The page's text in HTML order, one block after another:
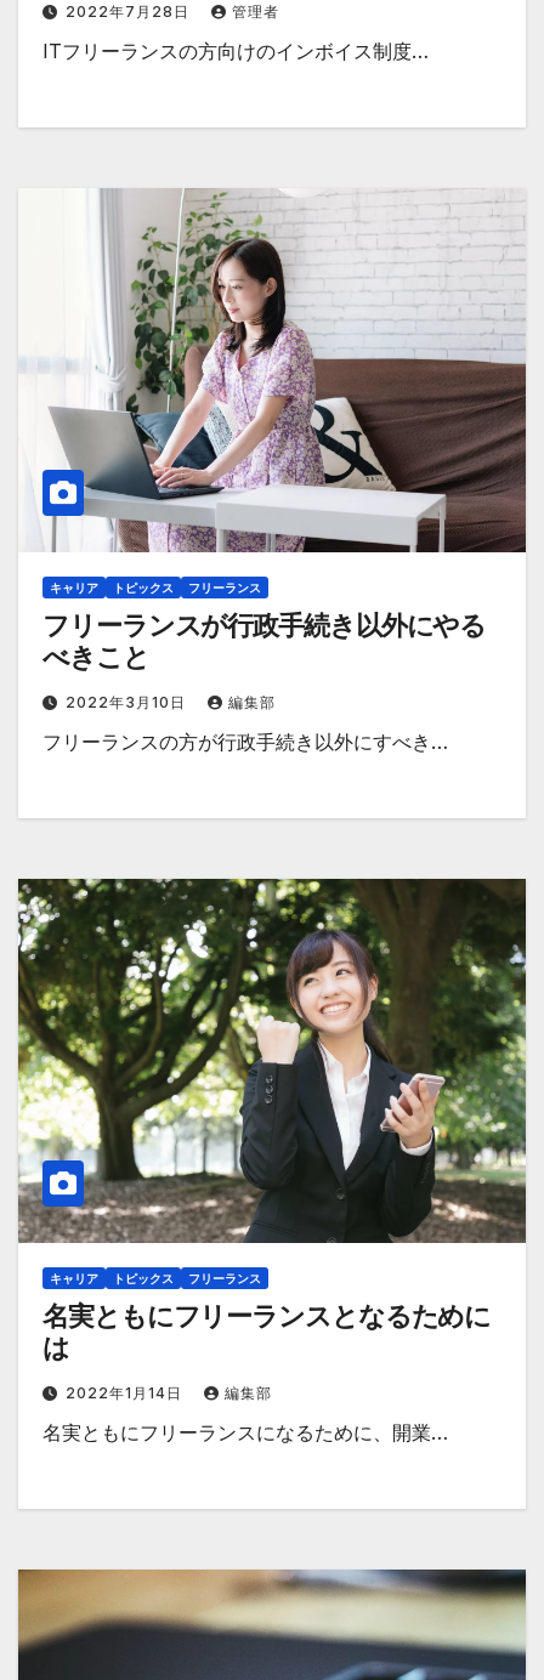
2022年7月28日 管理者
ITフリーランスの方向けのインボイス制度…
キャリア トピックス フリーランス
フリーランスが行政手続き以外にやる
べきこと
2022年3月10日 編集部
フリーランスの方が行政手続き以外にすべき…
キャリア トピックス フリーランス
名実ともにフリーランスとなるために
は
2022年1月14日 編集部
名実ともにフリーランスになるために、開業…